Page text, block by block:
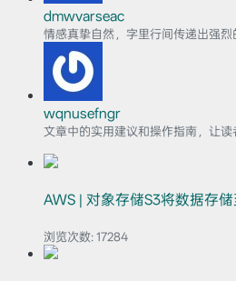
dmwvarseac
情感真挚自然，字里行间传递出强烈
wqnusefngr
文章中的实用建议和操作指南，让读
AWS | 对象存储S3将数据存
浏览次数: 17284